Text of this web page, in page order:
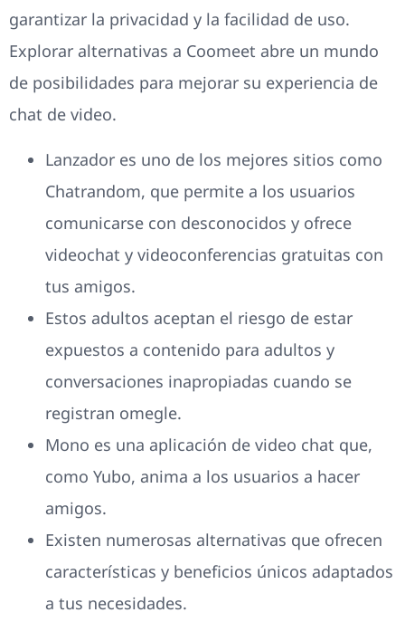
garantizar la privacidad y la facilidad de uso.
Explorar alternativas a Coomeet abre un mundo
de posibilidades para mejorar su experiencia de
chat de video.
Lanzador es uno de los mejores sitios como
Chatrandom, que permite a los usuarios
comunicarse con desconocidos y ofrece
videochat y videoconferencias gratuitas con
tus amigos.
Estos adultos aceptan el riesgo de estar
expuestos a contenido para adultos y
conversaciones inapropiadas cuando se
registran omegle.
Mono es una aplicación de video chat que,
como Yubo, anima a los usuarios a hacer
amigos.
Existen numerosas alternativas que ofrecen
características y beneficios únicos adaptados
a tus necesidades.